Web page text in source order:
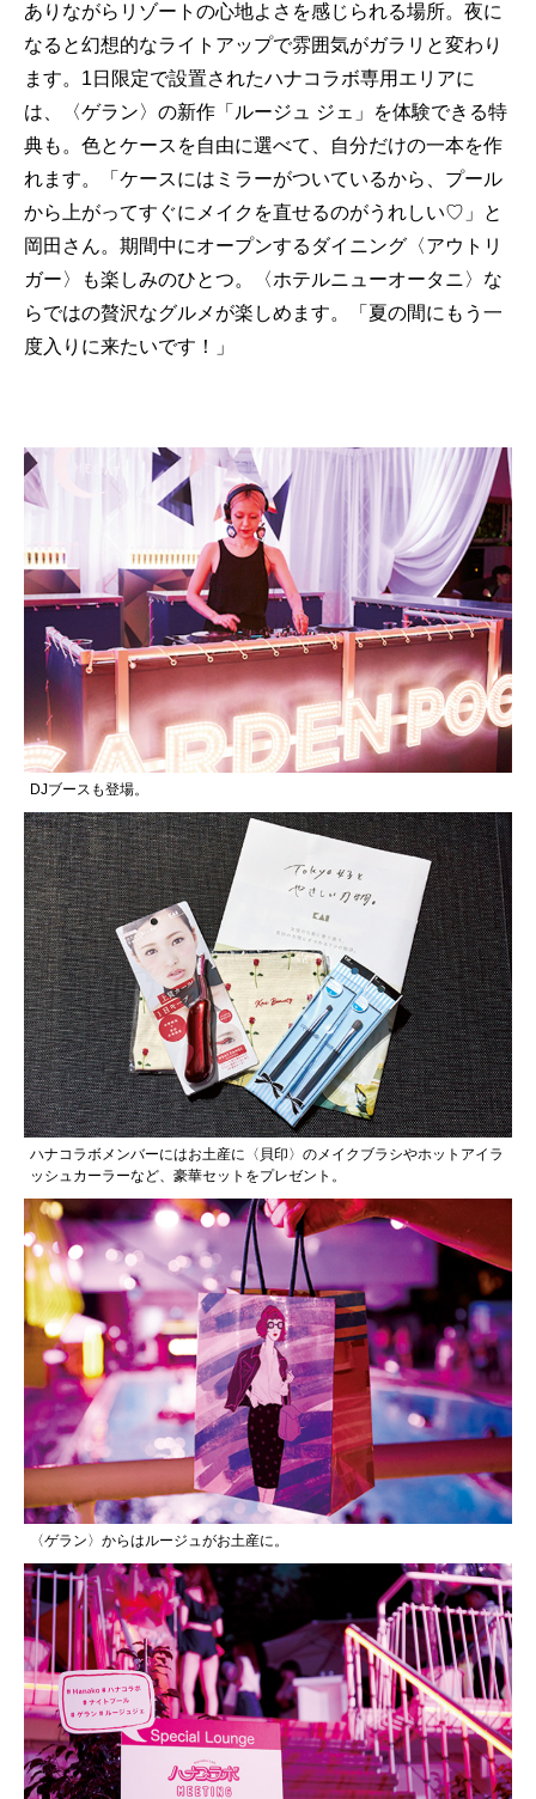
ありながらリゾートの心地よさを感じられる場所。夜に
なると幻想的なライトアップで雰囲気がガラリと変わり
ます。1日限定で設置されたハナコラボ専用エリアに
は、〈ゲラン〉の新作「ルージュ ジェ」を体験できる特
典も。色とケースを自由に選べて、自分だけの一本を作
れます。「ケースにはミラーがついているから、プール
から上がってすぐにメイクを直せるのがうれしい♡」と
岡田さん。期間中にオープンするダイニング〈アウトリ
ガー〉も楽しみのひとつ。〈ホテルニューオータニ〉な
らではの贅沢なグルメが楽しめます。「夏の間にもう一
度入りに来たいです！」
DJブースも登場。
ハナコラボメンバーにはお土産に〈貝印〉のメイクブラシやホットアイラ
ッシュカーラーなど、豪華セットをプレゼント。
〈ゲラン〉からはルージュがお土産に。